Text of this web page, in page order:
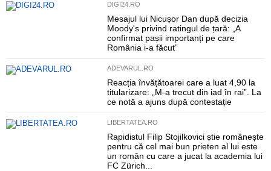
DIGI24.RO
Mesajul lui Nicușor Dan după decizia
Moody's privind ratingul de țară: „A
confirmat pașii importanți pe care
România i-a făcut”
ADEVARUL.RO
Reacția învățătoarei care a luat 4,90 la
titularizare: „M-a trecut din iad în rai”. La
ce notă a ajuns după contestație
LIBERTATEA.RO
Rapidistul Filip Stojilkovici știe românește
pentru că cel mai bun prieten al lui este
un român cu care a jucat la academia lui
FC Zürich...